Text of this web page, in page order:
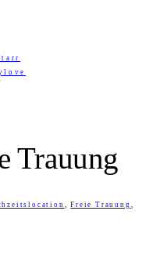
Trauung
,Freie Trauung ,